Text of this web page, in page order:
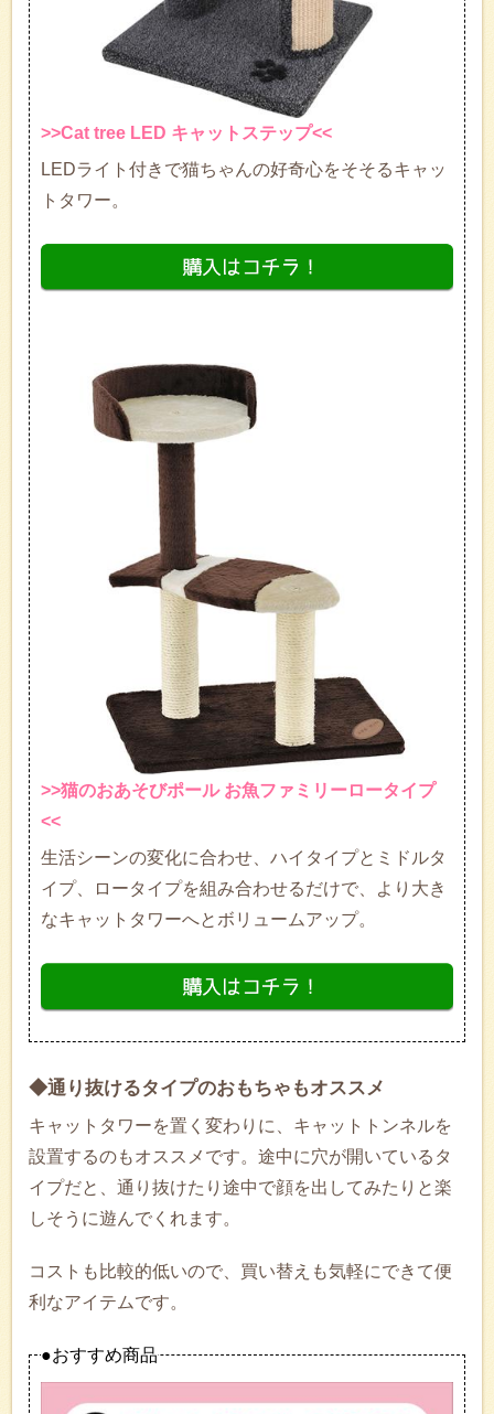
>>Cat tree LED キャットステップ<<
LEDライト付きで猫ちゃんの好奇心をそそるキャッ
トタワー。
>>猫のおあそびポール お魚ファミリーロータイプ
<<
生活シーンの変化に合わせ、ハイタイプとミドルタ
イプ、ロータイプを組み合わせるだけで、より大き
なキャットタワーへとボリュームアップ。
◆通り抜けるタイプのおもちゃもオススメ
キャットタワーを置く変わりに、キャットトンネルを
設置するのもオススメです。途中に穴が開いているタ
イプだと、通り抜けたり途中で顔を出してみたりと楽
しそうに遊んでくれます。
コストも比較的低いので、買い替えも気軽にできて便
利なアイテムです。
●おすすめ商品